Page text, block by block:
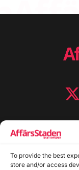
To provide the best
store and/or access